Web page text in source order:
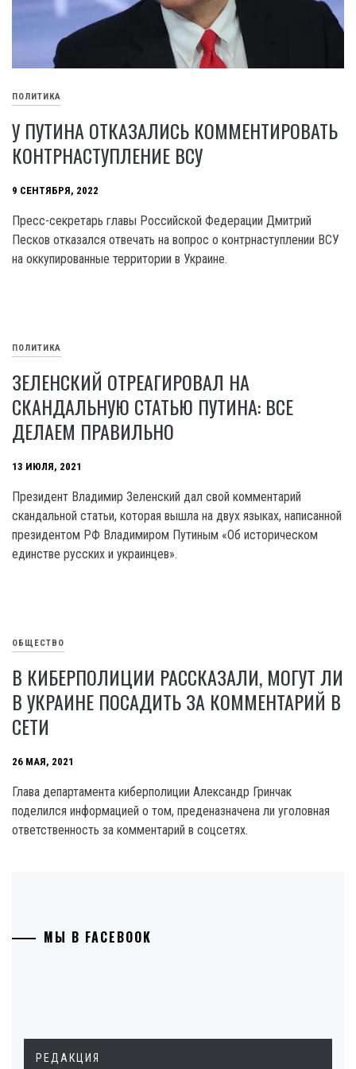
ПОЛИТИКА
У ПУТИНА ОТКАЗАЛИСЬ КОММЕНТИРОВАТЬ
КОНТРНАСТУПЛЕНИЕ ВСУ
9 СЕНТЯБРЯ, 2022
Пресс-секретарь главы Российской Федерации Дмитрий
Песков отказался отвечать на вопрос о контрнаступлении ВСУ
на оккупированные территории в Украине.
ПОЛИТИКА
ЗЕЛЕНСКИЙ ОТРЕАГИРОВАЛ НА
СКАНДАЛЬНУЮ СТАТЬЮ ПУТИНА: ВСЕ
ДЕЛАЕМ ПРАВИЛЬНО
13 ИЮЛЯ, 2021
Президент Владимир Зеленский дал свой комментарий
скандальной статьи, которая вышла на двух языках, написанной
президентом РФ Владимиром Путиным «Об историческом
единстве русских и украинцев».
ОБЩЕСТВО
В КИБЕРПОЛИЦИИ РАССКАЗАЛИ, МОГУТ ЛИ
В УКРАИНЕ ПОСАДИТЬ ЗА КОММЕНТАРИЙ В
СЕТИ
26 МАЯ, 2021
Глава департамента киберполиции Александр Гринчак
поделился информацией о том, преденазначена ли уголовная
ответственность за комментарий в соцсетях.
МЫ В FACEBOOK
РЕДАКЦИЯ